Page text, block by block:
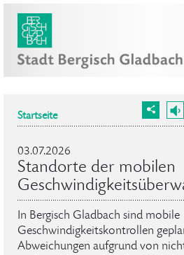
Startseite
03.07.2026
Standorte der mobilen
In Bergisch Gladbach sind mobile
Geschwindigkeitskontrollen
Abweichungen aufgrund von